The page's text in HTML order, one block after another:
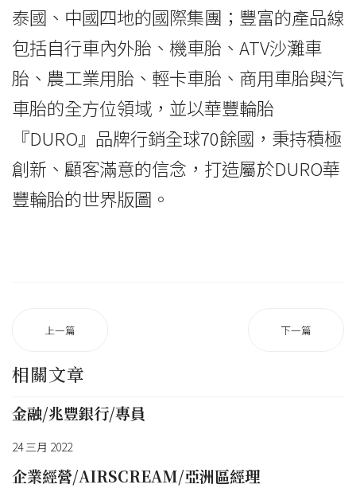
泰國、中國四地的國際集團；豐富的產品線
包括自行車內外胎、機車胎、ATV沙灘車
胎、農工業用胎、輕卡車胎、商用車胎與汽
車胎的全方位領域，並以華豐輪胎
『DURO』品牌行銷全球70餘國，秉持積極
創新、顧客滿意的信念，打造屬於DURO華
豐輪胎的世界版圖。
上一篇 下一篇
相關文章
金融/兆豐銀行/專員
24 三月 2022
企業經營/AIRSCREAM/亞洲區經理